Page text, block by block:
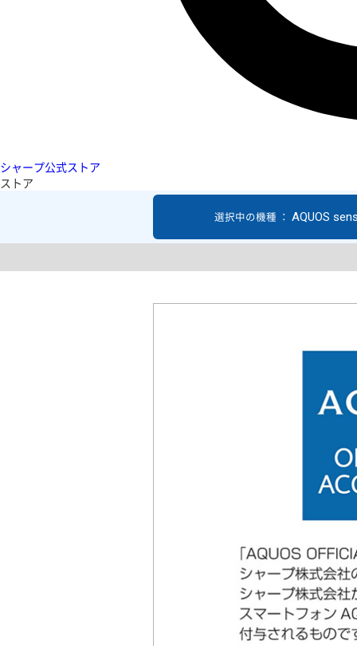
シャープ公式ストア
ストア
選択中の機種 ： AQUOS